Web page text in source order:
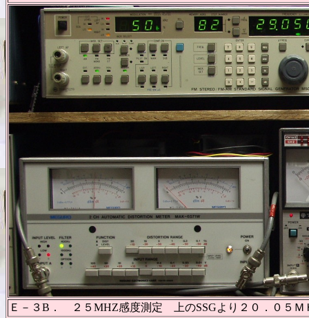
Ｅ－３B． ２５MHZ感度測定 上のSSGより２０．０５Ｍ